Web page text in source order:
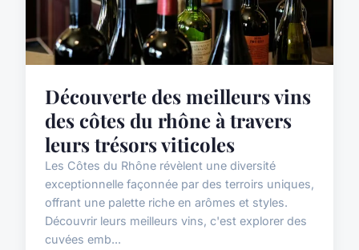
Découverte des meilleurs vins
des côtes du rhône à travers
leurs trésors viticoles
Les Côtes du Rhône révèlent une diversité
exceptionnelle façonnée par des terroirs uniques,
offrant une palette riche en arômes et styles.
Découvrir leurs meilleurs vins, c'est explorer des
cuvées emb...